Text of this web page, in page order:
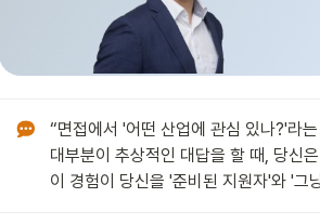
“면접에서 '어떤 산업에 관심 있나?'라
대부분이 추상적인 대답을 할 때, 당신
이 경험이 당신을 '준비된 지원자'와 '그